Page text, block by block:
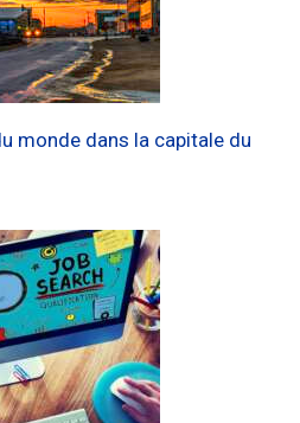
monde dans la capitale du